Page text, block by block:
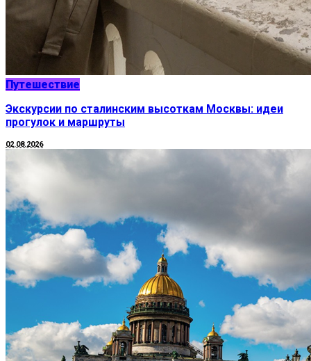
Путешествие
Экскурсии по сталинским высоткам Москвы: идеи
прогулок и маршруты
02.08.2026